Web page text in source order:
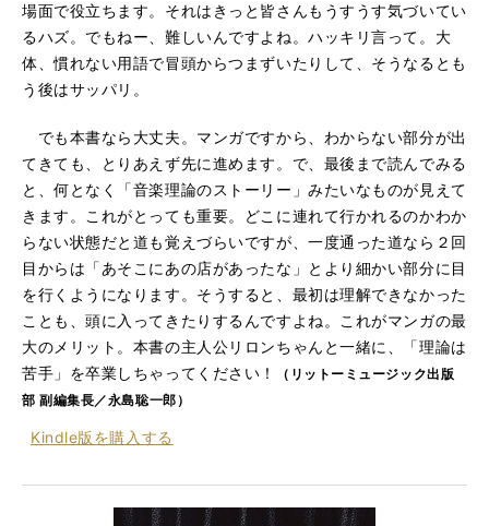
場面で役立ちます。それはきっと皆さんもうすうす気づいてい
るハズ。でもねー、難しいんですよね。ハッキリ言って。大
体、慣れない用語で冒頭からつまずいたりして、そうなるとも
う後はサッパリ。
でも本書なら大丈夫。マンガですから、わからない部分が出
てきても、とりあえず先に進めます。で、最後まで読んでみる
と、何となく「音楽理論のストーリー」みたいなものが見えて
きます。これがとっても重要。どこに連れて行かれるのかわか
らない状態だと道も覚えづらいですが、一度通った道なら２回
目からは「あそこにあの店があったな」とより細かい部分に目
を行くようになります。そうすると、最初は理解できなかった
ことも、頭に入ってきたりするんですよね。これがマンガの最
大のメリット。本書の主人公リロンちゃんと一緒に、「理論は
苦手」を卒業しちゃってください！
（リットーミュージック出版
部 副編集長／永島聡一郎）
Kindle版を購入する